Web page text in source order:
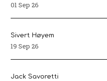
01 Sep 26
Sivert Høyem
19 Sep 26
Jack Savoretti